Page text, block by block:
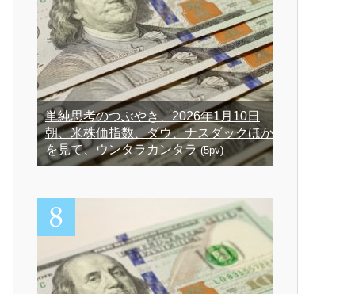
単純思考のつぶやき、2026年1月10日
朝、米株価指数、ダウ、ナスダックほか
を見て、ウンタラカンタラ(5pv)